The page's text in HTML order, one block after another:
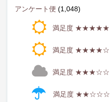
アンケート便 (1,048)
満足度 ★★★★★
満足度 ★★★★☆
満足度 ★★★☆☆
満足度 ★★☆☆☆